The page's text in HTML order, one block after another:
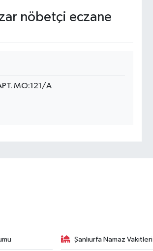
nöbetçi eczane
MO:121/A
Şanlıurfa Namaz Vakitleri